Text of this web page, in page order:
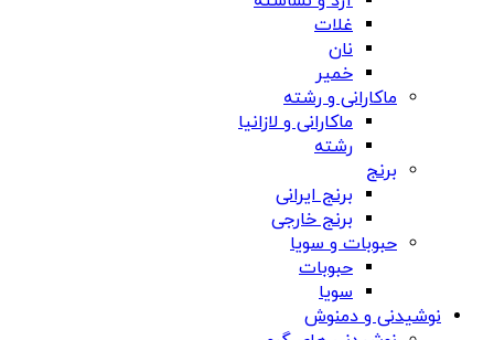
غلات
نان
خمیر
ماکارانی و رشته
ماکارانی و لازانیا
رشته
برنج
برنج ایرانی
برنج خارجی
حبوبات و سویا
حبوبات
سویا
نوشیدنی و دمنوش